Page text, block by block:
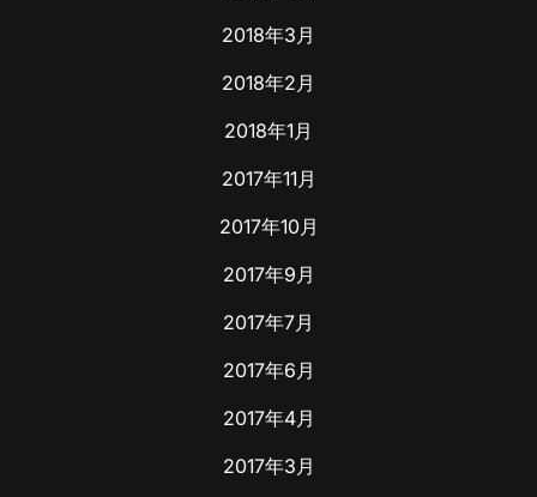
2018年3月
2018年2月
2018年1月
2017年11月
2017年10月
2017年9月
2017年7月
2017年6月
2017年4月
2017年3月